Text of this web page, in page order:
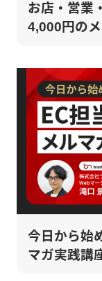
お店・営業
4,000円の
今日から始
マガ実践講